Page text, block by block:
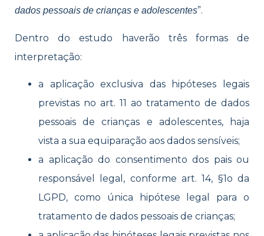
dados pessoais de crianças e adolescentes”.
Dentro do estudo haverão três formas de
interpretação:
a aplicação exclusiva das hipóteses legais
previstas no art. 11 ao tratamento de dados
pessoais de crianças e adolescentes, haja
vista a sua equiparação aos dados sensíveis;
a aplicação do consentimento dos pais ou
responsável legal, conforme art. 14, §1o da
LGPD, como única hipótese legal para o
tratamento de dados pessoais de crianças;